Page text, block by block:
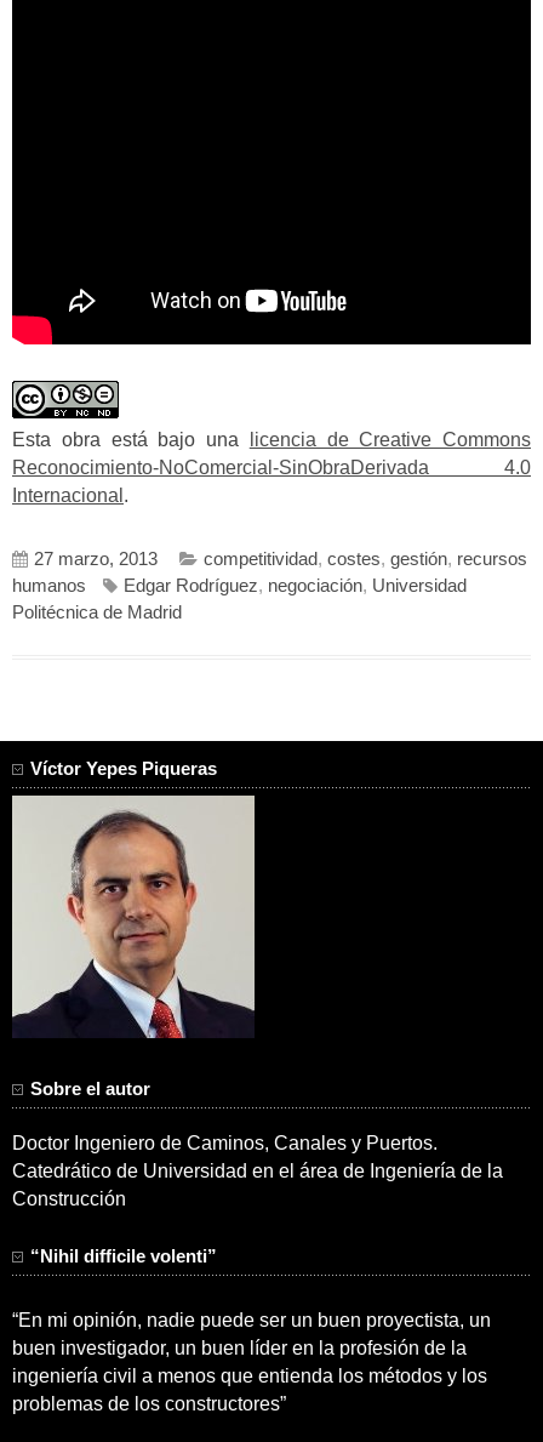
Esta obra está bajo una
licencia de Creative Commons
Reconocimiento-NoComercial-SinObraDerivada 4.0
Internacional .
27 marzo, 2013 competitividad, costes, gestión, recursos
humanos
Edgar Rodríguez, negociación, Universidad
Politécnica de Madrid
Víctor Yepes Piqueras
Sobre el autor
Doctor Ingeniero de Caminos, Canales y Puertos.
Catedrático de Universidad en el área de Ingeniería de la
Construcción
“Nihil difficile volenti”
“En mi opinión, nadie puede ser un buen proyectista, un
buen investigador, un buen líder en la profesión de la
ingeniería civil a menos que entienda los métodos y los
problemas de los constructores”